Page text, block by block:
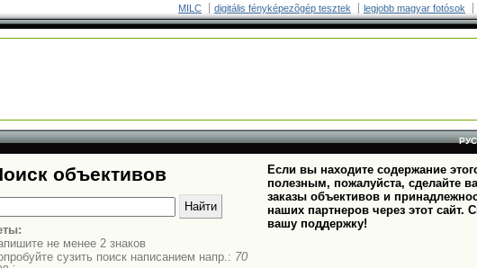
MILC digitális fényképezõgép tesztek legjobb magyar fotósok
объективов
не менее 2 знаков
сузить поиск написанием напр.: 70
Если вы находите содержание
полезным, пожалуйста, сделайте
заказы объективов и
наших партнеров через этот сайт.
вашу поддержку!